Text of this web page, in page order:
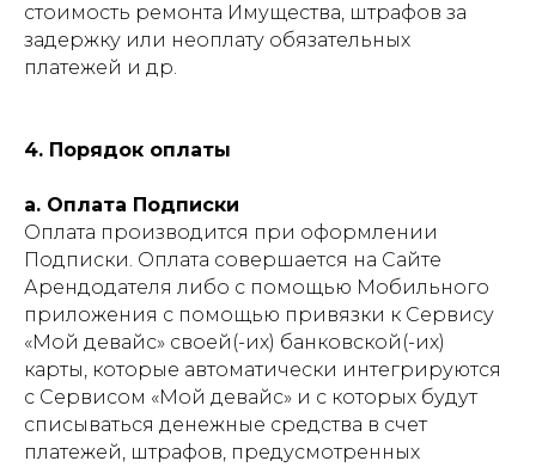
стоимость ремонта Имущества, штрафов за
задержку или неоплату обязательных
платежей и др.
4. Порядок оплаты
a. Оплата Подписки
Оплата производится при оформлении
Подписки. Оплата совершается на Сайте
Арендодателя либо с помощью Мобильного
приложения с помощью привязки к Сервису
«Мой девайс» своей(-их) банковской(-их)
карты, которые автоматически интегрируются
с Сервисом «Мой девайс» и с которых будут
списываться денежные средства в счет
платежей, штрафов, предусмотренных